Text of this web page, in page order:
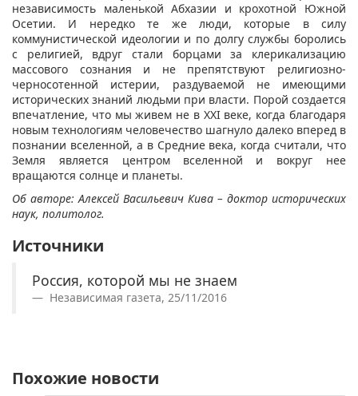
независимость маленькой Абхазии и крохотной Южной
Осетии. И нередко те же люди, которые в силу
коммунистической идеологии и по долгу службы боролись
с религией, вдруг стали борцами за клерикализацию
массового сознания и не препятствуют религиозно-
черносотенной истерии, раздуваемой не имеющими
исторических знаний людьми при власти. Порой создается
впечатление, что мы живем не в ХХI веке, когда благодаря
новым технологиям человечество шагнуло далеко вперед в
познании вселенной, а в Средние века, когда считали, что
Земля является центром вселенной и вокруг нее
вращаются солнце и планеты.
Об авторе: Алексей Васильевич Кива – доктор исторических
наук, политолог.
Источники
Россия, которой мы не знаем
Независимая газета, 25/11/2016
Похожие новости